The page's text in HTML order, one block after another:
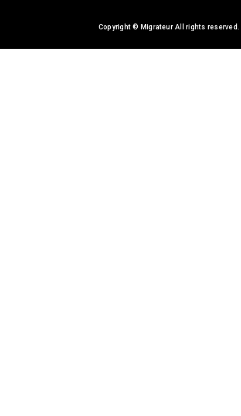
Copyright © Migrateur All rights reserved.